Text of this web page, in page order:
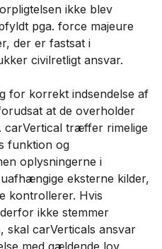
ikke blev
pga. force majeure
der er fastsat i
civilretligt ansvar.
for korrekt indsendelse af
at de overholder
carVertical træffer rimelige
funktion og
oplysningerne i
eksterne kilder,
kontrollerer. Hvis
ikke stemmer
skal carVerticals ansvar
med gældende lov